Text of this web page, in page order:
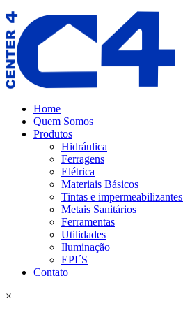
Home
Quem Somos
Produtos
Hidráulica
Ferragens
Elétrica
Materiais Básicos
Tintas e
Metais Sanitários
Ferramentas
Utilidades
Iluminação
EPI´S
Contato
×